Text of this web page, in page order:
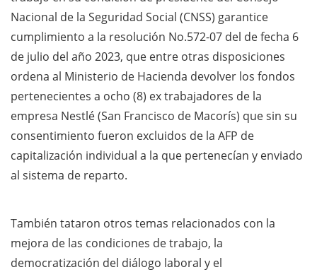
Nacional de la Seguridad Social (CNSS) garantice
cumplimiento a la resolución No.572-07 del de fecha 6
de julio del año 2023, que entre otras disposiciones
ordena al Ministerio de Hacienda devolver los fondos
pertenecientes a ocho (8) ex trabajadores de la
empresa Nestlé (San Francisco de Macorís) que sin su
consentimiento fueron excluidos de la AFP de
capitalización individual a la que pertenecían y enviado
al sistema de reparto.
También tataron otros temas relacionados con la
mejora de las condiciones de trabajo, la
democratización del diálogo laboral y el